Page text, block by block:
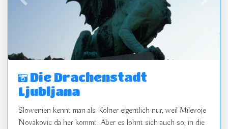
zurück
Die Drachenstadt
Ljubljana
Slowenien kennt man als Kölner eigentlich nur, weil Milevoje
Novakovic da her kommt. Aber es lohnt sich auch so, in die